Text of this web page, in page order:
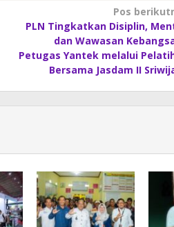
Pos
PLN Tingkatkan Disiplin,
dan Wawasan
Petugas Yantek melalui
Bersama Jasdam II